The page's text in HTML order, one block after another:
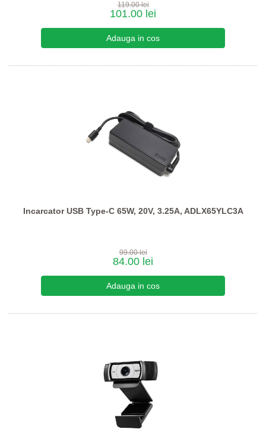
119.00 lei
101.00 lei
Incarcator USB Type-C 65W, 20V, 3.25A, ADLX65YLC3A
99.00 lei
84.00 lei